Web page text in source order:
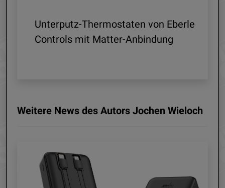
Unterputz-Thermostaten von Eberle
Controls mit Matter-Anbindung
Weitere News des Autors Jochen Wieloch